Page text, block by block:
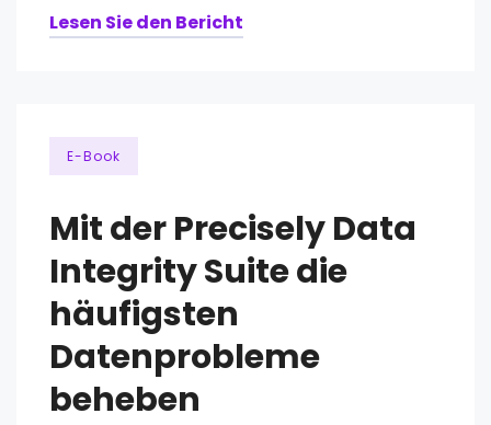
Lesen Sie den Bericht
E-Book
Mit der Precisely Data
Integrity Suite die
häufigsten
Datenprobleme
beheben